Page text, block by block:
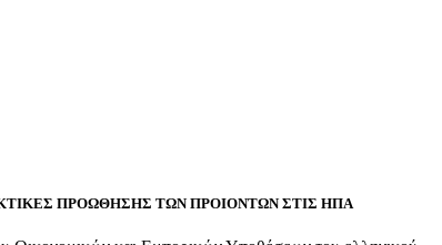
ΠΡΟΩΘΗΣΗΣ ΤΩΝ ΠΡΟΙΟΝΤΩΝ ΣΤΙΣ ΗΠΑ